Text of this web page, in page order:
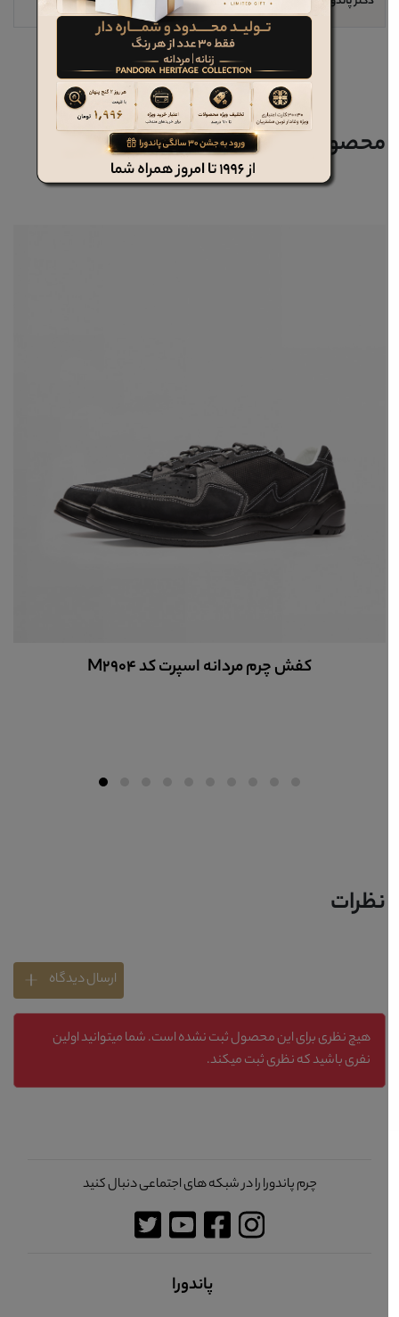
محصولات مرتبط
کفش چرم مردانه اسپرت کد M4800
نظرات
ارسال دیدگاه
هیچ نظری برای این محصول ثبت نشده است. شما میتوانید اولین
نفری باشید که نظری ثبت میکند.
چرم پاندورا را در شبکه های اجتماعی دنبال کنید
پاندورا